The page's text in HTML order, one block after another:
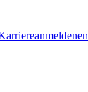
anmeldenen